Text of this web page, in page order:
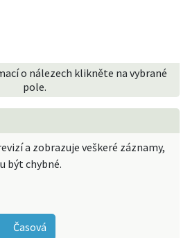
o nálezech klikněte na vybrané
pole.
a zobrazuje veškeré záznamy,
být chybné.
Časová